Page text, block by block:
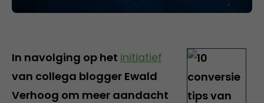
In navolging op het initiatief
van collega blogger Ewald
Verhoog om meer aandacht